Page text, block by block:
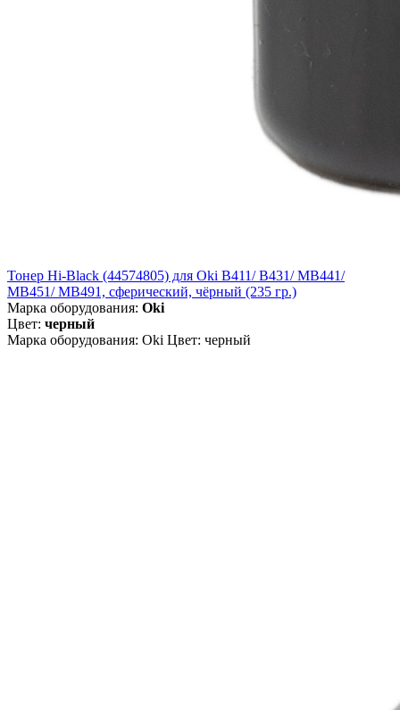
Тонер Hi-Black (44574805) для Oki B411/ B431/ MB441/
MB451/ MB491, сферический, чёрный (235 гр.)
Марка оборудования: Oki
Цвет: черный
Марка оборудования: Oki Цвет: черный